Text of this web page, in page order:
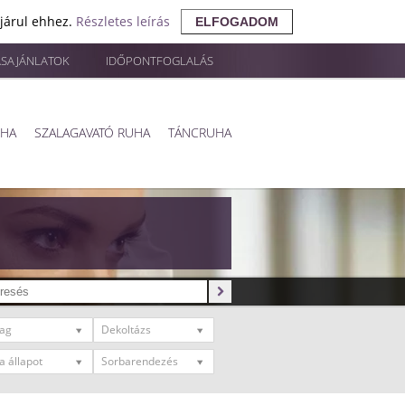
ehhez. Részletes leírás ELFOGADOM
IDŐPONTFOGLALÁS
SZALAGAVATÓ RUHA TÁNCRUHA
Dekoltázs
állapot Sorbarendezés